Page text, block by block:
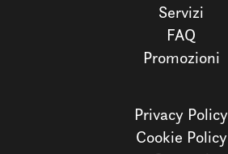
Servizi
FAQ
Promozioni
Privacy Policy
Cookie Policy